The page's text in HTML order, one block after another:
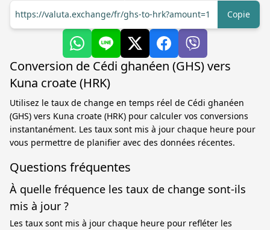
https://valuta.exchange/fr/ghs-to-hrk?amount=1
Copie
Conversion de Cédi ghanéen (GHS) vers
Kuna croate (HRK)
Utilisez le taux de change en temps réel de Cédi ghanéen
(GHS) vers Kuna croate (HRK) pour calculer vos conversions
instantanément. Les taux sont mis à jour chaque heure pour
vous permettre de planifier avec des données récentes.
Questions fréquentes
À quelle fréquence les taux de change sont-ils
mis à jour ?
Les taux sont mis à jour chaque heure pour refléter les